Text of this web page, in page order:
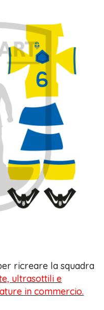
ricreare la squadra
ultrasottili e
in commercio.